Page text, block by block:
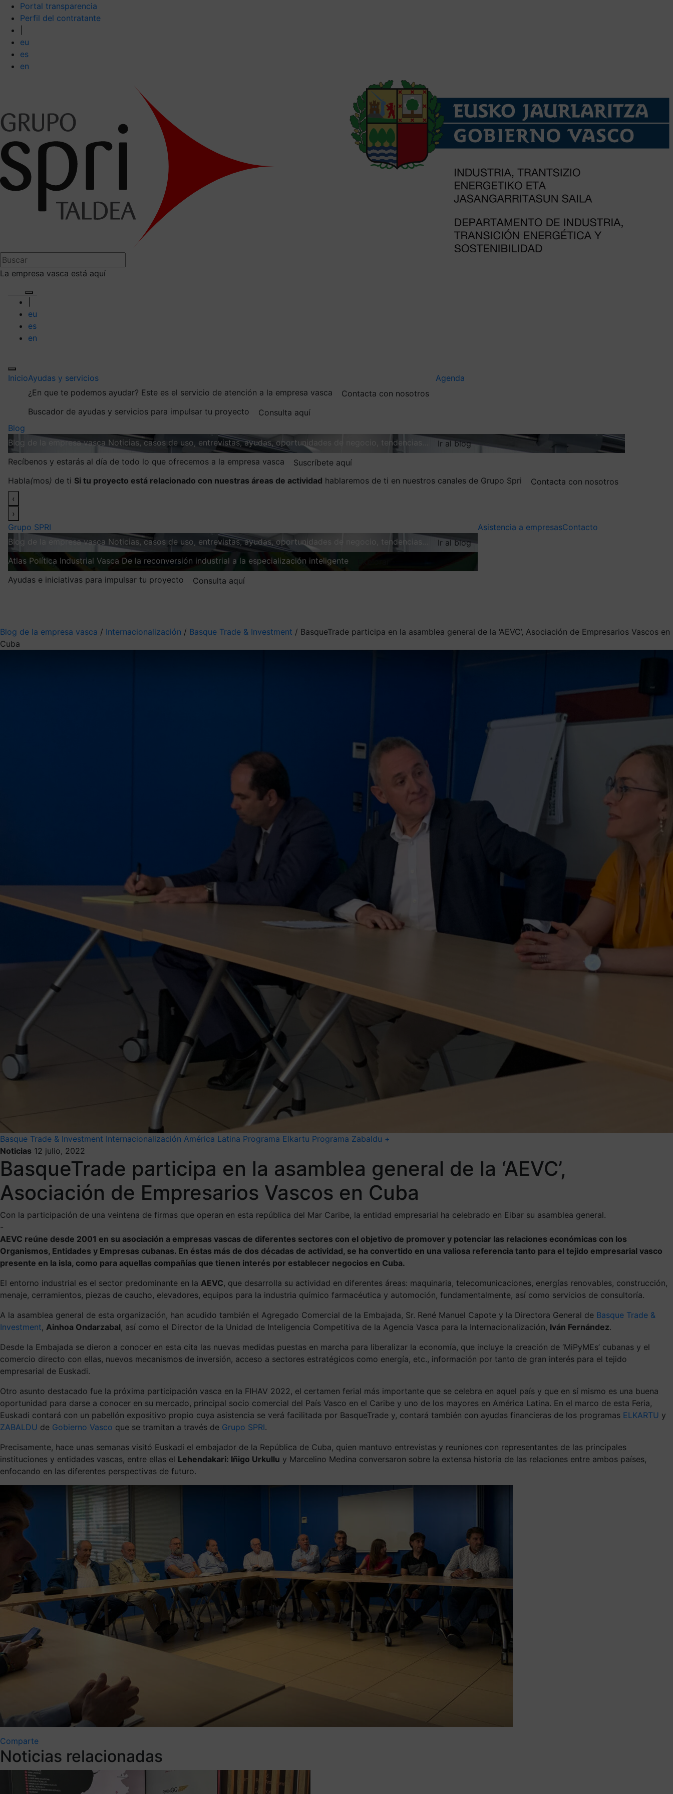
Portal transparencia
Perfil del contratante
eu
es
en
La empresa vasca está aquí
eu
es
en
InicioAyudas y servicios
¿En que te podemos ayudar? Este es el servicio de atención a la empresa vasca
Contacta con nosotros
Buscador de ayudas y servicios para impulsar tu proyecto
Consulta aquí
Agenda
Blog
Blog de la empresa vasca Noticias, casos de uso, entrevistas, ayudas, oportunidades de negocio, tendencias…
Ir al blog
Recíbenos y estarás al día de todo lo que ofrecemos a la empresa vasca
Suscríbete aquí
Habla(mos) de ti Si tu proyecto está relacionado con nuestras áreas de actividad hablaremos de ti en nuestros canales de Grupo Spri
Contacta con nosotros
‹
›
Grupo SPRI
Blog de la empresa vasca Noticias, casos de uso, entrevistas, ayudas, oportunidades de negocio, tendencias…
Ir al blog
Atlas Política Industrial Vasca De la reconversión industrial a la especialización inteligente
Ayudas e iniciativas para impulsar tu proyecto
Consulta aquí
Asistencia a empresasContacto
Blog de la empresa vasca / Internacionalización / Basque Trade & Investment / BasqueTrade participa en la asamblea general de la ‘AEVC’, Asociación de Empresarios Vascos en
Cuba
Basque Trade & Investment Internacionalización América Latina Programa Elkartu Programa Zabaldu +
Noticias 12 julio, 2022
BasqueTrade participa en la asamblea general de la ‘AEVC’,
Asociación de Empresarios Vascos en Cuba
Con la participación de una veintena de firmas que operan en esta república del Mar Caribe, la entidad empresarial ha celebrado en Eibar su asamblea general.
-
AEVC reúne desde 2001 en su asociación a empresas vascas de diferentes sectores con el objetivo de promover y potenciar las relaciones económicas con los
Organismos, Entidades y Empresas cubanas. En éstas más de dos décadas de actividad, se ha convertido en una valiosa referencia tanto para el tejido empresarial vasco
presente en la isla, como para aquellas compañías que tienen interés por establecer negocios en Cuba.
El entorno industrial es el sector predominante en la AEVC, que desarrolla su actividad en diferentes áreas: maquinaria, telecomunicaciones, energías renovables, construcción,
menaje, cerramientos, piezas de caucho, elevadores, equipos para la industria químico farmacéutica y automoción, fundamentalmente, así como servicios de consultoría.
A la asamblea general de esta organización, han acudido también el Agregado Comercial de la Embajada, Sr. René Manuel Capote y la Directora General de Basque Trade &
Investment, Ainhoa Ondarzabal, así como el Director de la Unidad de Inteligencia Competitiva de la Agencia Vasca para la Internacionalización, Iván Fernández.
Desde la Embajada se dieron a conocer en esta cita las nuevas medidas puestas en marcha para liberalizar la economía, que incluye la creación de ‘MiPyMEs’ cubanas y el
comercio directo con ellas, nuevos mecanismos de inversión, acceso a sectores estratégicos como energía, etc., información por tanto de gran interés para el tejido
empresarial de Euskadi.
Otro asunto destacado fue la próxima participación vasca en la FIHAV 2022, el certamen ferial más importante que se celebra en aquel país y que en sí mismo es una buena
oportunidad para darse a conocer en su mercado, principal socio comercial del País Vasco en el Caribe y uno de los mayores en América Latina. En el marco de esta Feria,
Euskadi contará con un pabellón expositivo propio cuya asistencia se verá facilitada por BasqueTrade y, contará también con ayudas financieras de los programas ELKARTU y
ZABALDU de Gobierno Vasco que se tramitan a través de Grupo SPRI.
Precisamente, hace unas semanas visitó Euskadi el embajador de la República de Cuba, quien mantuvo entrevistas y reuniones con representantes de las principales
instituciones y entidades vascas, entre ellas el Lehendakari: Iñigo Urkullu y Marcelino Medina conversaron sobre la extensa historia de las relaciones entre ambos países,
enfocando en las diferentes perspectivas de futuro.
Comparte
Noticias relacionadas